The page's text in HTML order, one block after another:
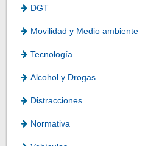
DGT
Movilidad y Medio ambiente
Tecnología
Alcohol y Drogas
Distracciones
Normativa